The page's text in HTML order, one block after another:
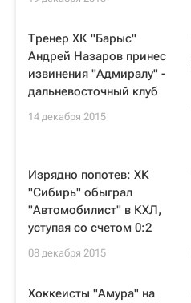
Тренер ХК "Барыс"
Андрей Назаров принес
извинения "Адмиралу" -
дальневосточный клуб
14 декабря 2015
Изрядно попотев: ХК
"Сибирь" обыграл
"Автомобилист" в КХЛ,
уступая со счетом 0:2
08 декабря 2015
Хоккеисты "Амура" на